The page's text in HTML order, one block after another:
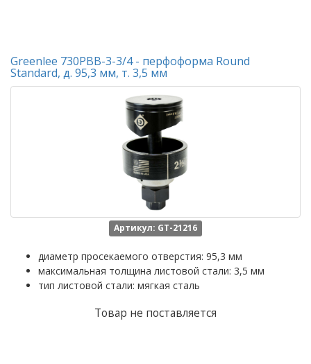
Greenlee 730PBB-3-3/4 - перфоформа Round
Standard, д. 95,3 мм, т. 3,5 мм
Артикул: GT-21216
диаметр просекаемого отверстия: 95,3 мм
максимальная толщина листовой стали: 3,5 мм
тип листовой стали: мягкая сталь
Товар не поставляется